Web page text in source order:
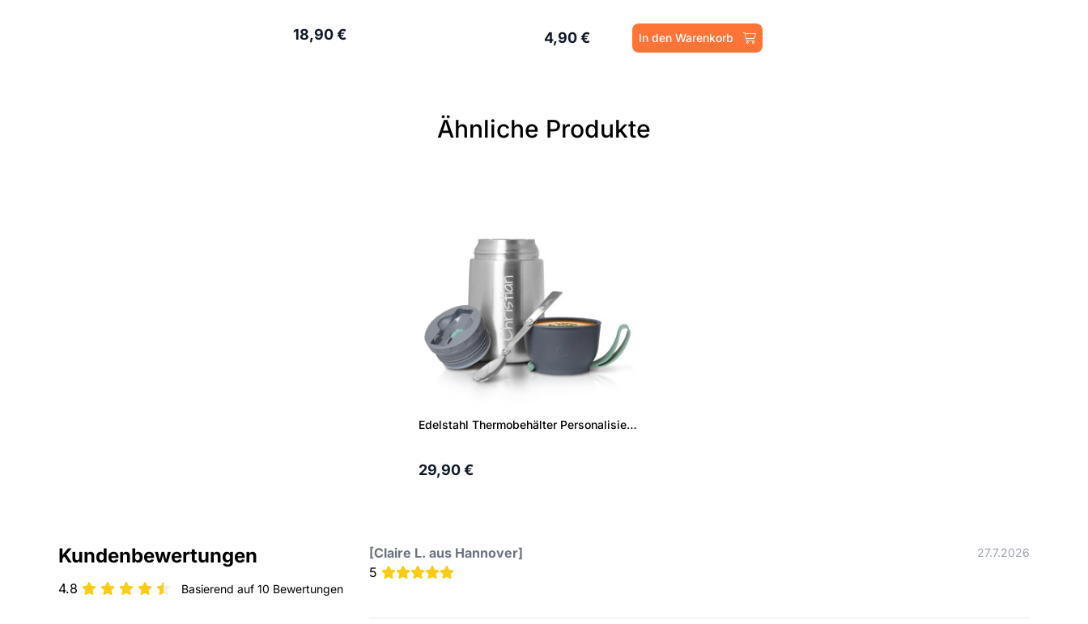
18,90 € 4,90 € In den Warenkorb
Ähnliche Produkte
Edelstahl Thermobehälter Personalisierter Thermobehälter Edelstahl mit Löffel
29,90 €
Kundenbewertungen
4.8 Basierend auf 10 Bewertungen
[Claire L. aus Hannover] 27.7.2026
5